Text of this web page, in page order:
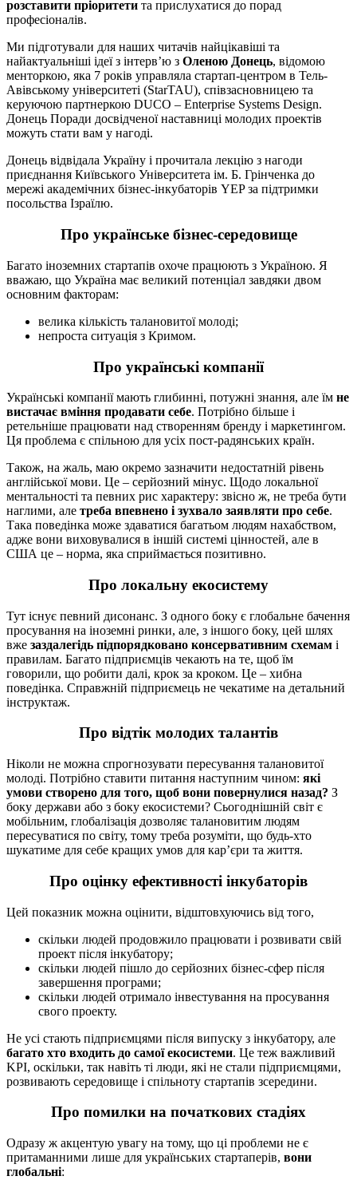
розставити пріоритети та прислухатися до порад
професіоналів.
Ми підготували для наших читачів найцікавіші та
найактуальніші ідеї з інтерв’ю з Оленою Донець, відомою
менторкою, яка 7 років управляла стартап-центром в Тель-
Авівському університеті (StarTAU), співзасновницею та
керуючою партнеркою DUCO – Enterprise Systems Design.
Донець Поради досвідченої наставниці молодих проектів
можуть стати вам у нагоді.
Донець відвідала Україну і прочитала лекцію з нагоди
приєднання Київського Університета ім. Б. Грінченка до
мережі академічних бізнес-інкубаторів YEP за підтримки
посольства Ізраїлю.
Про українське бізнес-середовище
Багато іноземних стартапів охоче працюють з Україною. Я
вважаю, що Україна має великий потенціал завдяки двом
основним факторам:
велика кількість талановитої молоді;
непроста ситуація з Кримом.
Про українські компанії
Українські компанії мають глибинні, потужні знання, але їм не
вистачає вміння продавати себе. Потрібно більше і
ретельніше працювати над створенням бренду і маркетингом.
Ця проблема є спільною для усіх пост-радянських країн.
Також, на жаль, маю окремо зазначити недостатній рівень
англійської мови. Це – серйозний мінус. Щодо локальної
ментальності та певних рис характеру: звісно ж, не треба бути
наглими, але треба впевнено і зухвало заявляти про себе.
Така поведінка може здаватися багатьом людям нахабством,
адже вони виховувалися в іншій системі цінностей, але в
США це – норма, яка сприймається позитивно.
Про локальну екосистему
Тут існує певний дисонанс. З одного боку є глобальне бачення
просування на іноземні ринки, але, з іншого боку, цей шлях
вже заздалегідь підпорядковано консервативним схемам і
правилам. Багато підприємців чекають на те, щоб їм
говорили, що робити далі, крок за кроком. Це – хибна
поведінка. Справжній підприємець не чекатиме на детальний
інструктаж.
Про відтік молодих талантів
Ніколи не можна спрогнозувати пересування талановитої
молоді. Потрібно ставити питання наступним чином: які
умови створено для того, щоб вони повернулися назад? З
боку держави або з боку екосистеми? Сьогоднішній світ є
мобільним, глобалізація дозволяє талановитим людям
пересуватися по світу, тому треба розуміти, що будь-хто
шукатиме для себе кращих умов для кар’єри та життя.
Про оцінку ефективності інкубаторів
Цей показник можна оцінити, відштовхуючись від того,
скільки людей продовжило працювати і розвивати свій
проект після інкубатору;
скільки людей пішло до серйозних бізнес-сфер після
завершення програми;
скільки людей отримало інвестування на просування
свого проекту.
Не усі стають підприємцями після випуску з інкубатору, але
багато хто входить до самої екосистеми. Це теж важливий
KPI, оскільки, так навіть ті люди, які не стали підприємцями,
розвивають середовище і спільноту стартапів зсередини.
Про помилки на початкових стадіях
Одразу ж акцентую увагу на тому, що ці проблеми не є
притаманними лише для українських стартаперів, вони
глобальні: